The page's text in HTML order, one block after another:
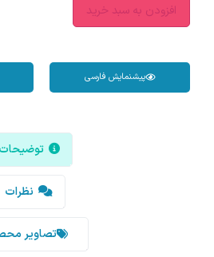
افزودن به سبد خرید
پیشنمایش فارسی
توضیحات
نظرات
تصاویر